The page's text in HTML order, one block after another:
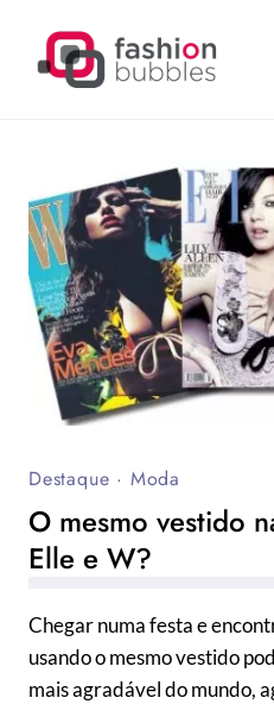
Destaque · Moda
O mesmo vestido
Elle e W?
Chegar numa festa e
usando o mesmo vestido
mais agradável do mundo,